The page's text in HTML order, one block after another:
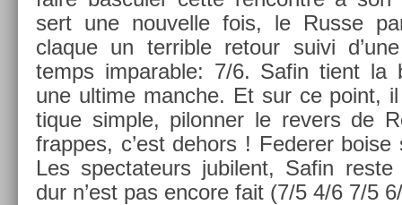
sert une nouvel­le fois, le Russe
claque un ter­rible re­tour suivi
temps im­par­able: 7/6. Safin tient la
une ul­time man­che. Et sur ce point,
tique sim­ple, pilonn­er le re­v­ers de
frap­pes, c’est de­hors ! Feder­er
Les spec­tateurs jubilent, Safin
dur n’est pas en­core fait (7/5 4/6 7/5